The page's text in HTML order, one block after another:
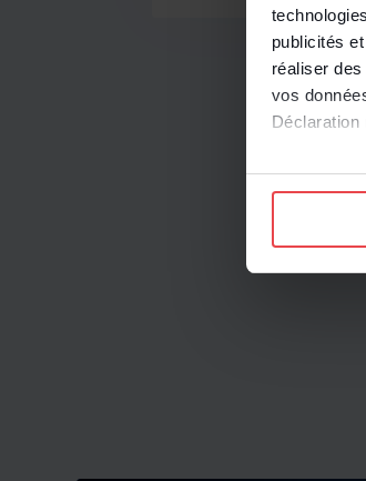
publicités
réaliser
vos
Déclaration
Si vous le